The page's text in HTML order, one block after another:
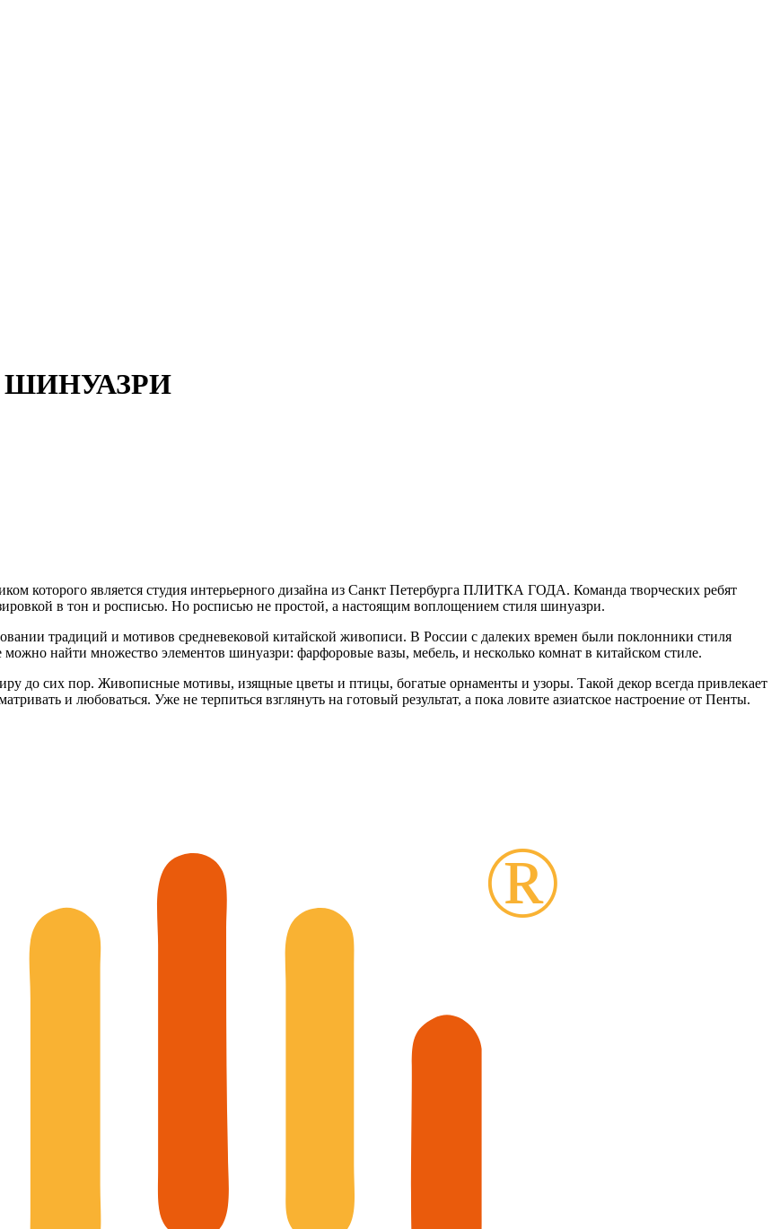
которого является студия интерьерного дизайна из Санкт Петербурга ПЛИТКА ГОДА. Команда творческих ребят
в тон и росписью. Но росписью не простой, а настоящим воплощением стиля шинуазри.
традиций и мотивов средневековой китайской живописи. В России с далеких времен были поклонники стиля
найти множество элементов шинуазри: фарфоровые вазы, мебель, и несколько комнат в китайском стиле.
до сих пор. Живописные мотивы, изящные цветы и птицы, богатые орнаменты и узоры. Такой декор всегда привлекает
и любоваться. Уже не терпиться взглянуть на готовый результат, а пока ловите азиатское настроение от Пенты.